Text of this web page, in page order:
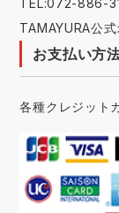
TAMAYURA公
お支払い方
各種クレジット